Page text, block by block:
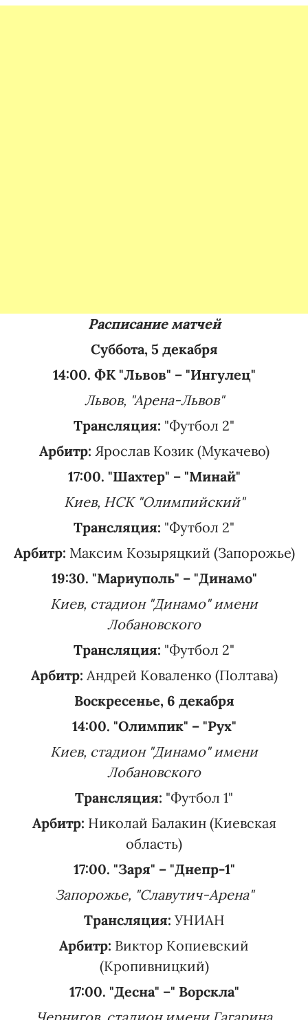
Расписание матчей
Суббота, 5 декабря
14:00. ФК "Львов" – "Ингулец"
Львов, "Арена-Львов"
Трансляция: "Футбол 2"
Арбитр: Ярослав Козик (Мукачево)
17:00. "Шахтер" – "Минай"
Киев, НСК "Олимпийский"
Трансляция: "Футбол 2"
Арбитр: Максим Козыряцкий (Запорожье)
19:30. "Мариуполь" – "Динамо"
Киев, стадион "Динамо" имени
Лобановского
Трансляция: "Футбол 2"
Арбитр: Андрей Коваленко (Полтава)
Воскресенье, 6 декабря
14:00. "Олимпик" – "Рух"
Киев, стадион "Динамо" имени
Лобановского
Трансляция: "Футбол 1"
Арбитр: Николай Балакин (Киевская
область)
17:00. "Заря" – "Днепр-1"
Запорожье, "Славутич-Арена"
Трансляция: УНИАН
Арбитр: Виктор Копиевский
(Кропивницкий)
17:00. "Десна" –" Ворскла"